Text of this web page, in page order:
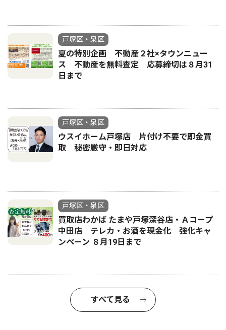
戸塚区・泉区
夏の特別企画 不動産２社×タウンニュー
ス 不動産を無料査定 応募締切は８月31
日まで
戸塚区・泉区
ウスイホーム戸塚店 片付け不要で即金買
取 秘密厳守・即日対応
戸塚区・泉区
買取店わかば たまや戸塚深谷店・Ａコープ
中田店 テレカ・お酒を現金化 強化キャ
ンペーン ８月19日まで
すべて見る